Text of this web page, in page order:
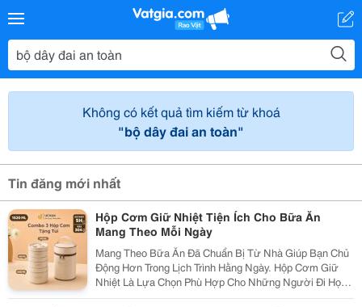
Không có kết quả tìm kiếm từ khoá
"bộ dây đai an toàn"
Tin đăng mới nhất
Hộp Cơm Giữ Nhiệt Tiện Ích Cho Bữa Ăn
Mang Theo Mỗi Ngày
Mang Theo Bữa Ăn Đã Chuẩn Bị Từ Nhà Giúp Bạn Chủ
Động Hơn Trong Lịch Trình Hằng Ngày. Hộp Cơm Giữ
Nhiệt Là Lựa Chọn Phù Hợp Cho Những Người Đi Học,
Đi Làm Hoặc Thường Xuyên Di Chuyển, Giúp Việc Sắp